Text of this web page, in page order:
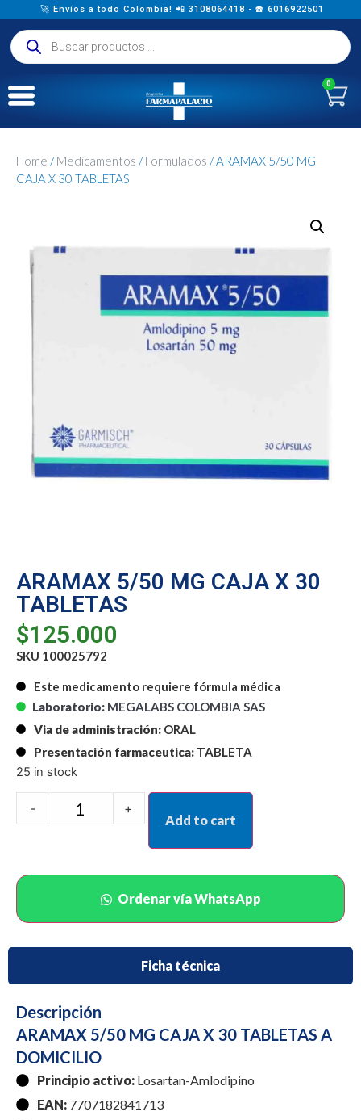
🚀 Envíos a todo Colombia! 📲 3108064418 - ☎️ 6016922501
0
Home /Medicamentos /Formulados / ARAMAX 5/50 MG
CAJA X 30 TABLETAS
ARAMAX 5/50 MG CAJA X 30
TABLETAS
$125.000
SKU 100025792
Este medicamento requiere fórmula médica
Laboratorio: MEGALABS COLOMBIA SAS
Via de administración: ORAL
Presentación farmaceutica: TABLETA
25 in stock
- +
Add to cart
Ordenar vía WhatsApp
Ficha técnica
Descripción
ARAMAX 5/50 MG CAJA X 30 TABLETAS A
DOMICILIO
Principio activo: Losartan-Amlodipino
EAN: 7707182841713